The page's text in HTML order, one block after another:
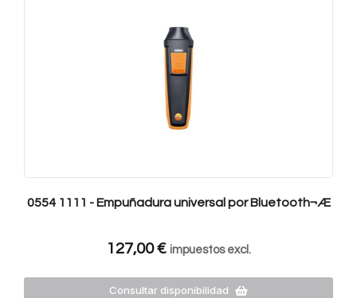
0554 1111 - Empuñadura universal por Bluetooth¬Æ
127,00€ impuestos excl.
Consultar disponibilidad